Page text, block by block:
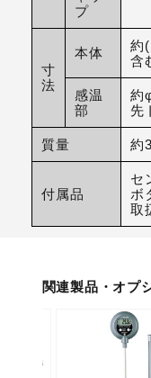
プ
寸
法
本体
約
含
感温
部
約
先
質量 約
付属品
セ
ボ
取
関連製品・オプ